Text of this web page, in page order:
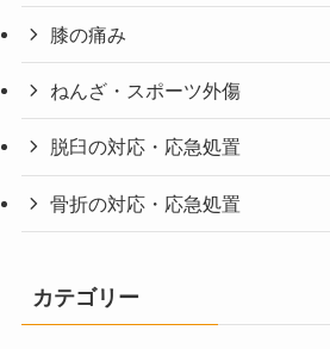
膝の痛み
ねんざ・スポーツ外傷
脱臼の対応・応急処置
骨折の対応・応急処置
カテゴリー